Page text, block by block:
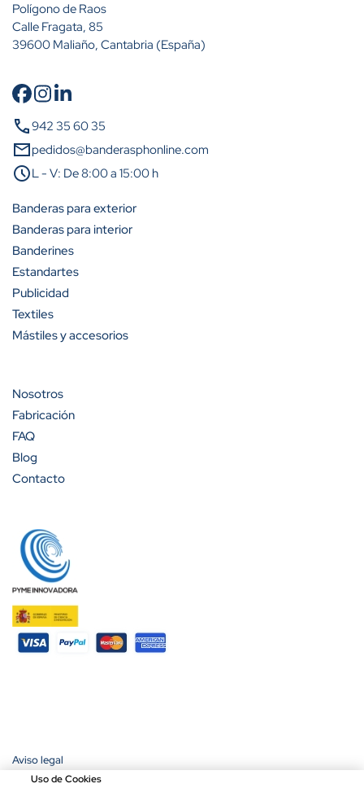
Polígono de Raos
Calle Fragata, 85
39600 Maliaño, Cantabria (España)
call942 35 60 35
mailpedidos@banderasphonline.com
scheduleL - V: De 8:00 a 15:00 h
Banderas para exterior
Banderas para interior
Banderines
Estandartes
Publicidad
Textiles
Mástiles y accesorios
Nosotros
Fabricación
FAQ
Blog
Contacto
Aviso legal
Política de privacidad
Uso de Cookies